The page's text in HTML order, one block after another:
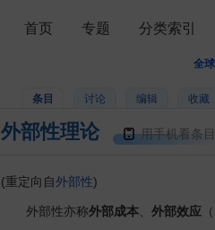
全
条目 讨论 编辑 收藏
外部性理论 用手机看条目
(重定向自外部性)
外部性亦称外部成本 外部效应
首页 专题 分类索引